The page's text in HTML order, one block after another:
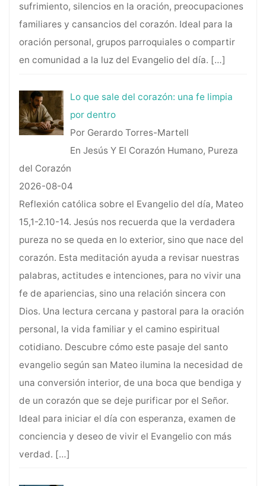
sufrimiento, silencios en la oración, preocupaciones
familiares y cansancios del corazón. Ideal para la
oración personal, grupos parroquiales o compartir
en comunidad a la luz del Evangelio del día. […]
Lo que sale del corazón: una fe limpia
por dentro
Por Gerardo Torres-Martell
En Jesús Y El Corazón Humano, Pureza
del Corazón
2026-08-04
Reflexión católica sobre el Evangelio del día, Mateo
15,1-2.10-14. Jesús nos recuerda que la verdadera
pureza no se queda en lo exterior, sino que nace del
corazón. Esta meditación ayuda a revisar nuestras
palabras, actitudes e intenciones, para no vivir una
fe de apariencias, sino una relación sincera con
Dios. Una lectura cercana y pastoral para la oración
personal, la vida familiar y el camino espiritual
cotidiano. Descubre cómo este pasaje del santo
evangelio según san Mateo ilumina la necesidad de
una conversión interior, de una boca que bendiga y
de un corazón que se deje purificar por el Señor.
Ideal para iniciar el día con esperanza, examen de
conciencia y deseo de vivir el Evangelio con más
verdad. […]